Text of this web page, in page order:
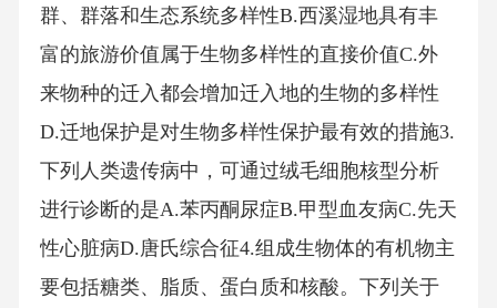
群、群落和生态系统多样性B.西溪湿地具有丰
富的旅游价值属于生物多样性的直接价值C.外
来物种的迁入都会增加迁入地的生物的多样性
D.迁地保护是对生物多样性保护最有效的措施3.
下列人类遗传病中，可通过绒毛细胞核型分析
进行诊断的是A.苯丙酮尿症B.甲型血友病C.先天
性心脏病D.唐氏综合征4.组成生物体的有机物主
要包括糖类、脂质、蛋白质和核酸。下列关于